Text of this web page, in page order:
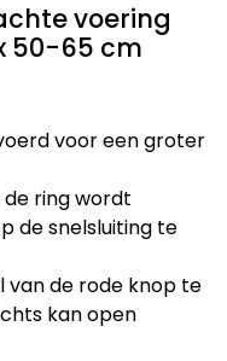
voering
50-65 cm
voor een groter
ring wordt
de snelsluiting te
van de rode knop te
kan open